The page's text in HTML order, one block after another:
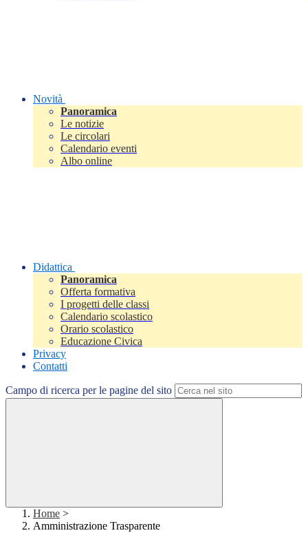
Novità
Panoramica
Le notizie
Le circolari
Calendario eventi
Albo online
Didattica
Panoramica
Offerta formativa
I progetti delle classi
Calendario scolastico
Orario scolastico
Educazione Civica
Privacy
Contatti
Campo di ricerca per le pagine del sito
Home >
Amministrazione Trasparente